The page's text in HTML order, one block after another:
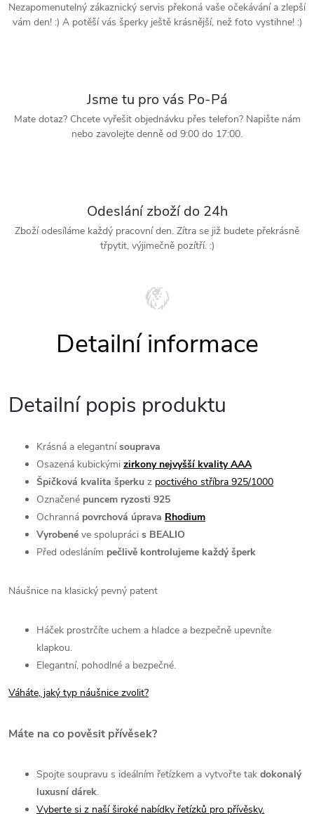
Nezapomenutelný zákaznický servis překoná vaše očekávání a zlepší
vám den! :) A potěší vás šperky ještě krásnější, než foto vystihne! :)
Jsme tu pro vás Po-Pá
Mate dotaz? Chcete vyřešit objednávku přes telefon? Napište nám
nebo zavolejte denně od 9:00 do 17:00.
Odeslání zboží do 24h
Zboží odesíláme každý pracovní den. Zítra se již budete překrásně
třpytit, výjimečně pozítří. :)
Detailní popis produktu
Krásná a elegantnísouprava
Osazená kubickými zirkony nejvyšší kvality AAA
Špičková kvalita šperku z poctivého stříbra 925/1000
Označené puncem ryzosti 925
Ochranná povrchová úprava Rhodium
Vyrobené ve spolupráci s BEALIO
Před odesláním pečlivě kontrolujeme každý šperk
Náušnice na klasický pevný patent
Háček prostrčíte uchem a hladce a bezpečně upevníte
klapkou.
Elegantní, pohodlné a bezpečné.
Váháte, jaký typ náušnice zvolit?
Máte na co pověsit přívěsek?
Spojte soupravu s ideálním řetízkem a vytvořte tak dokonalý
luxusní dárek.
Vyberte si z naší široké nabídky řetízků pro přívěsky.